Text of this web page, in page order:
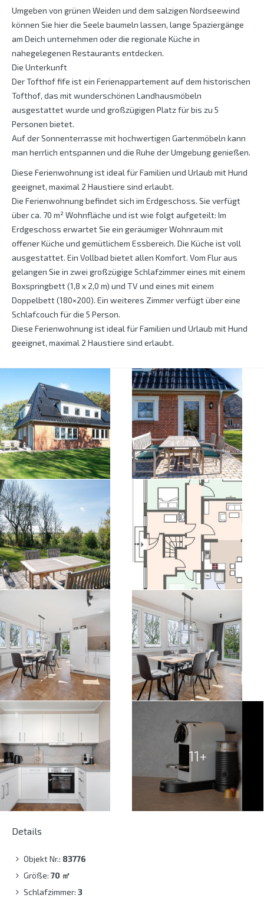
Umgeben von grünen Weiden und dem salzigen Nordseewind
können Sie hier die Seele baumeln lassen, lange Spaziergänge
am Deich unternehmen oder die regionale Küche in
nahegelegenen Restaurants entdecken.
Die Unterkunft
Der Tofthof fife ist ein Ferienappartement auf dem historischen
Tofthof, das mit wunderschönen Landhausmöbeln
ausgestattet wurde und großzügigen Platz für bis zu 5
Personen bietet.
Auf der Sonnenterrasse mit hochwertigen Gartenmöbeln kann
man herrlich entspannen und die Ruhe der Umgebung genießen.
Diese Ferienwohnung ist ideal für Familien und Urlaub mit Hund
geeignet, maximal 2 Haustiere sind erlaubt.
Die Ferienwohnung befindet sich im Erdgeschoss. Sie verfügt
über ca. 70 m² Wohnfläche und ist wie folgt aufgeteilt: Im
Erdgeschoss erwartet Sie ein geräumiger Wohnraum mit
offener Küche und gemütlichem Essbereich. Die Küche ist voll
ausgestattet. Ein Vollbad bietet allen Komfort. Vom Flur aus
gelangen Sie in zwei großzügige Schlafzimmer eines mit einem
Boxspringbett (1,8 x 2,0 m) und TV und eines mit einem
Doppelbett (180×200). Ein weiteres Zimmer verfügt über eine
Schlafcouch für die 5 Person.
Diese Ferienwohnung ist ideal für Familien und Urlaub mit Hund
geeignet, maximal 2 Haustiere sind erlaubt.
11+
Details
Objekt Nr.: 83776
Größe: 70 ㎡
Schlafzimmer: 3